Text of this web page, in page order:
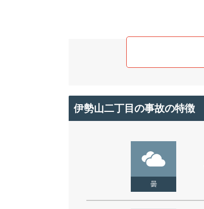
伊勢山二丁目の事故の特徴
曇